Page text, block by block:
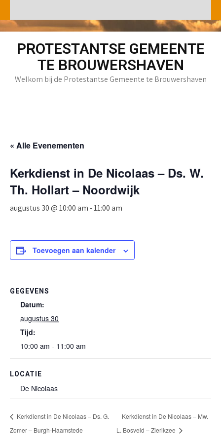
to
content
PROTESTANTSE GEMEENTE
TE BROUWERSHAVEN
Welkom bij de Protestantse Gemeente te Brouwershaven
« Alle Evenementen
Kerkdienst in De Nicolaas – Ds. W.
Th. Hollart – Noordwijk
augustus 30 @ 10:00 am-11:00 am
Toevoegen aan kalender
GEGEVENS
Datum:
augustus 30
Tijd:
10:00 am - 11:00 am
LOCATIE
De Nicolaas
Kerkdienst in De Nicolaas – Ds. G.
Zomer – Burgh-Haamstede
Kerkdienst in De Nicolaas – Mw.
L. Bosveld – Zierikzee